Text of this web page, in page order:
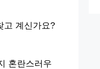
고 계신가요?
혼란스러우